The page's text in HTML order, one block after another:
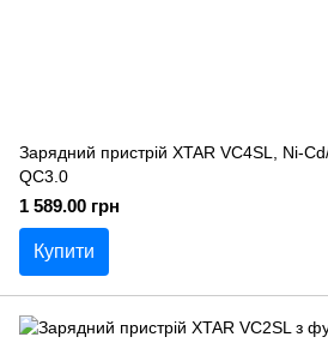
Зарядний пристрій XTAR VC4SL, Ni-
QC3.0
1 589.00 грн
Купити